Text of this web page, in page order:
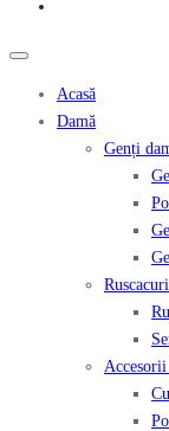
Acasă
Damă
Genți